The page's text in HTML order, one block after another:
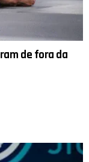
de fora da